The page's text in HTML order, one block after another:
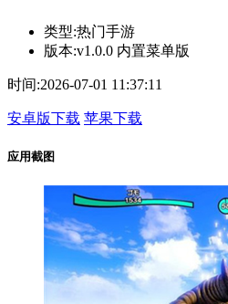
类型:热门手游
版本:v1.0.0 内置菜单版
时间:2026-07-01 11:37:11
安卓版下载 苹果下载
应用截图